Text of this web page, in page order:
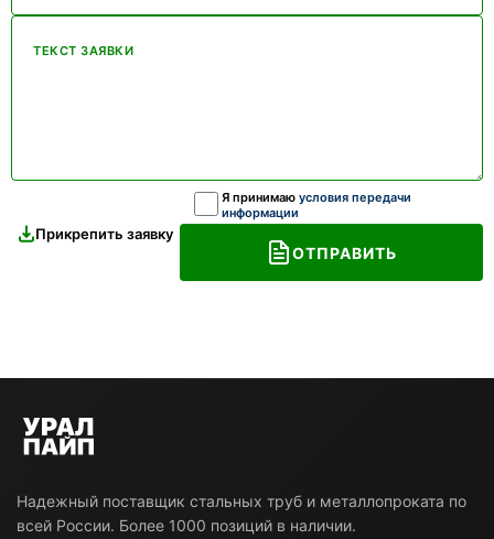
ТЕКСТ ЗАЯВКИ
Прикрепить заявку
Я принимаю условия передачи
информации
ОТПРАВИТЬ
Надежный поставщик стальных труб и металлопроката по
всей России. Более 1000 позиций в наличии.